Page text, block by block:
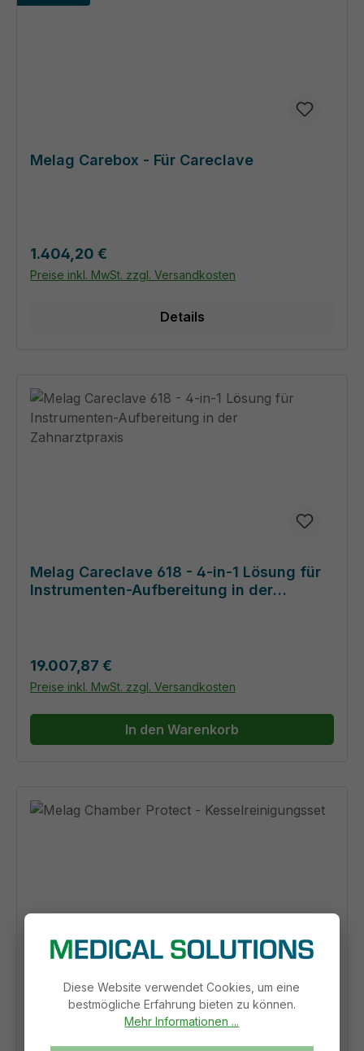
Melag Carebox - Für Careclave
Regulärer Preis:
1.404,20 €
Preise inkl. MwSt. zzgl. Versandkosten
Details
Melag Careclave 618 - 4-in-1 Lösung für
Instrumenten-Aufbereitung in der
Regulärer Preis:
19.007,87 €
Preise inkl. MwSt. zzgl. Versandkosten
In den Warenkorb
Melag Chamber Protect -
Kesselreinigungsset
Diese Website verwendet Cookies, um eine
bestmögliche Erfahrung bieten zu können.
Mehr Informationen ...